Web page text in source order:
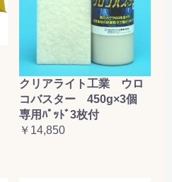
クリアライト工業 ウロ
コバスター 450g×3個
専用ﾊﾟｯﾄﾞ3枚付
￥14,850